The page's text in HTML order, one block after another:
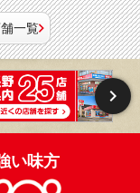
一覧
い味方